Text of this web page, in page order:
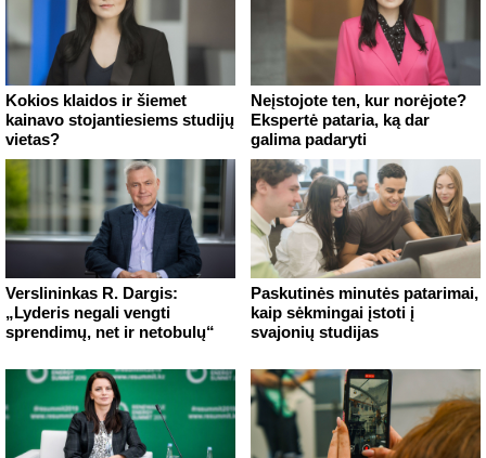
Kokios klaidos ir šiemet
kainavo stojantiesiems studijų
vietas?
Neįstojote ten, kur norėjote?
Ekspertė pataria, ką dar
galima padaryti
Verslininkas R. Dargis:
„Lyderis negali vengti
sprendimų, net ir netobulų“
Paskutinės minutės patarimai,
kaip sėkmingai įstoti į
svajonių studijas